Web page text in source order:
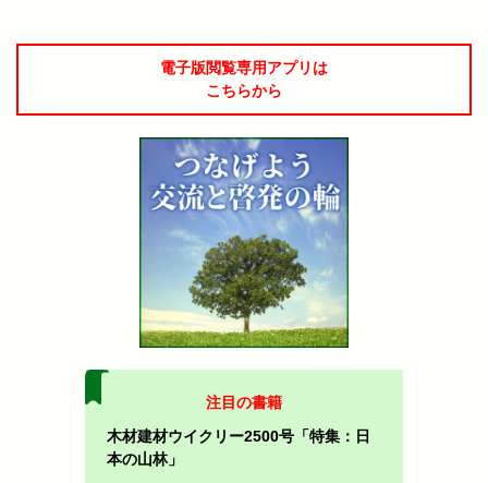
電子版閲覧専用アプリは
こちらから
注目の書籍
木材建材ウイクリー2500号「特集：日
本の山林」